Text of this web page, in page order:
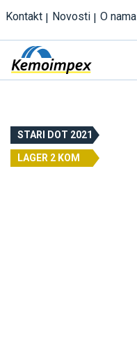
Kontakt Novosti O nama
STARI DOT 2021
LAGER 2 KOM